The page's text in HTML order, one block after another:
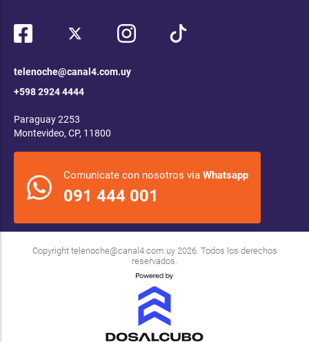
telenoche@canal4.com.uy
+598 2924 4444
Paraguay 2253
Montevideo, CP, 11800
Comunicate con nosotros via Whatsapp
091 444 001
Copyright telenoche@canal4.com.uy2026. Todos los derechos
reservados.